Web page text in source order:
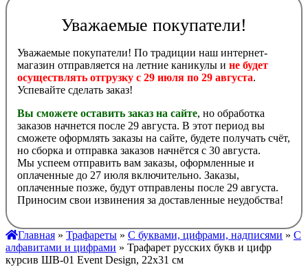
Уважаемые покупатели!
Уважаемые покупатели! По традиции наш интернет-
магазин отправляется на летние каникулы и не будет
осуществлять отгрузку с 29 июля по 29 августа.
Успевайте сделать заказ!
Вы сможете оставить заказ на сайте, но обработка
заказов начнется после 29 августа. В этот период вы
сможете оформлять заказы на сайте, будете получать счёт,
но сборка и отправка заказов начнётся с 30 августа.
Мы успеем отправить вам заказы, оформленные и
оплаченные до 27 июля включительно. Заказы,
оплаченные позже, будут отправлены после 29 августа.
Приносим свои извинения за доставленные неудобства!
Главная » Трафареты » С буквами, цифрами, надписями » С
алфавитами и цифрами » Трафарет русских букв и цифр
курсив ШВ-01 Event Design, 22х31 см